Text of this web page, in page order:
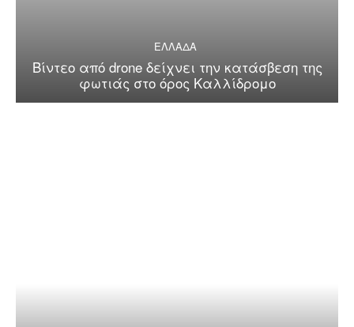
ΕΛΛΑΔΑ
Βίντεο από drone δείχνει την κατάσβεση της
φωτιάς στο όρος Καλλίδρομο